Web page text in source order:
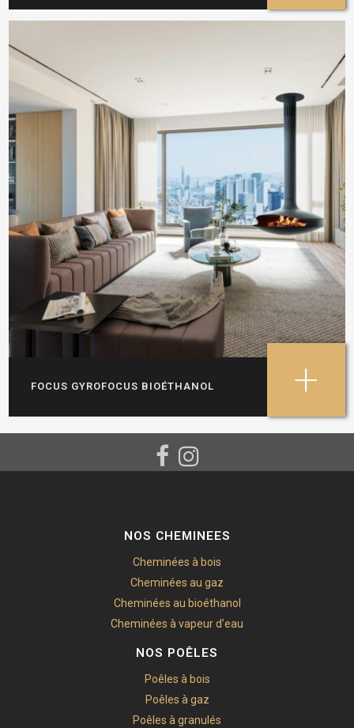
+
FOCUS GYROFOCUS BIOÉTHANOL
NOS CHEMINEES
Cheminées à bois
Cheminées au gaz
Cheminées au bioéthanol
Cheminées à vapeur d’eau
NOS POÊLES
Poêles à bois
Poêles à gaz
Poêles à granulés